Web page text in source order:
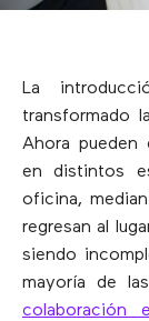
La
transformado
Ahora pueden
en distintos
oficina,
regresan al
siendo
mayoría de
colaboración